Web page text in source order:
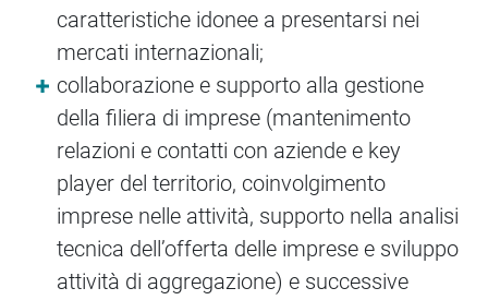
caratteristiche idonee a presentarsi nei
mercati internazionali;
collaborazione e supporto alla gestione
della filiera di imprese (mantenimento
relazioni e contatti con aziende e key
player del territorio, coinvolgimento
imprese nelle attività, supporto nella analisi
tecnica dell’offerta delle imprese e sviluppo
attività di aggregazione) e successive